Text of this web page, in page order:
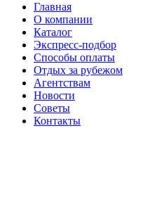
Главная
О компании
Каталог
Экспресс-подбор
Способы оплаты
Отдых за рубежом
Агентствам
Новости
Советы
Контакты